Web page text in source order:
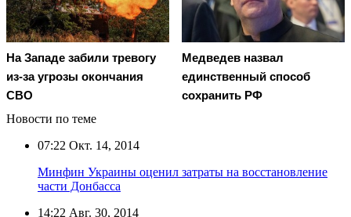
На Западе забили тревогу
из-за угрозы окончания
СВО
Медведев назвал
единственный способ
сохранить РФ
Новости по теме
07:22 Окт. 14, 2014
Минфин Украины оценил затраты на восстановление
части Донбасса
14:22 Авг. 30, 2014